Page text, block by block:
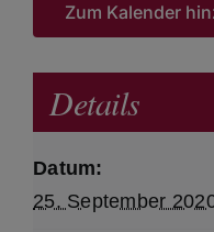
Zum Kalender
Details
Datum:
25. September